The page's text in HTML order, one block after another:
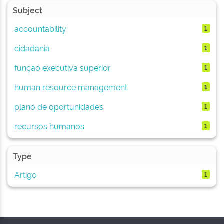
Subject
accountability
1
cidadania 1
função executiva superior 1
human resource management 1
plano de oportunidades 1
recursos humanos 1
Type
Artigo
1